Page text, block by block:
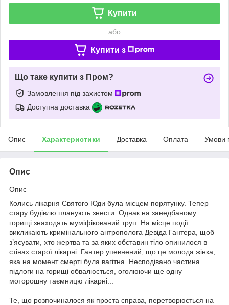
Купити
або
Купити з
Що таке купити з Пром?
Замовлення під захистом
Доступна доставка
Опис Характеристики Доставка Оплата Умови
Опис
Опис
Колись лікарня Святого Юди була місцем порятунку. Тепер
стару будівлю планують знести. Однак на занедбаному
горищі знаходять муміфікований труп. На місце події
викликають кримінального антрополога Девіда Гантера, щоб
з’ясувати, хто жертва та за яких обставин тіло опинилося в
стінах старої лікарні. Гантер упевнений, що це молода жінка,
яка на момент смерті була вагітна. Несподівано частина
підлоги на горищі обвалюється, оголюючи ще одну
моторошну таємницю лікарні...
Те, що розпочиналося як проста справа, перетворюється на